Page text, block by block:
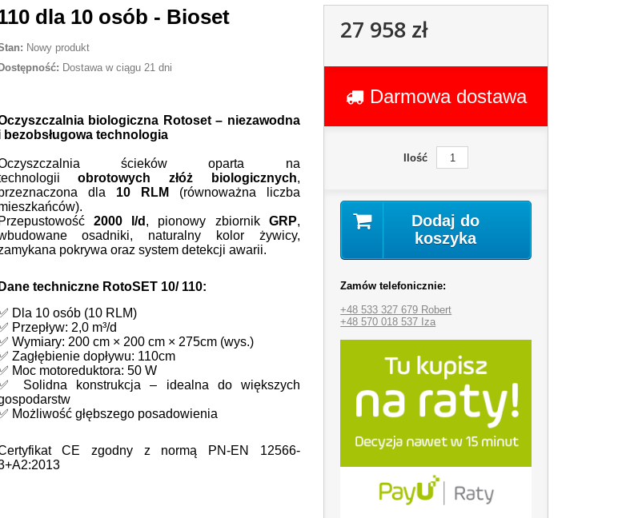
dla 10 osób - Bioset
Nowy produkt
Dostępność: Dostawa w ciągu 21 dni
biologiczna Rotoset – niezawodna
bezobsługowa technologia
ścieków oparta na
obrotowych złóż biologicznych,
dla 10RLM
(równoważna liczba
Przepustowość 2000 l/d , pionowy zbiornik GRP,
osadniki, naturalny kolor żywicy,
pokrywa oraz system detekcji awarii.
Dane techniczne RotoSET 10/ 110:
Dla 10 osób (10 RLM)
Przepływ: 2,0 m³/d
Wymiary: 200 cm × 200 cm × 275cm (wys.)
Zagłębienie dopływu: 110cm
Moc motoreduktora: 50 W
Solidna konstrukcja – idealna do większych
Możliwość głębszego posadowienia
ertyfikat CE zgodny z normą PN-EN 12566-
27 958 zł
Darmowa dostawa
Ilość
Dodaj do
koszyka
Zamów telefonicznie:
+48 533 327 679 Robert
+48 570 018 537 Iza